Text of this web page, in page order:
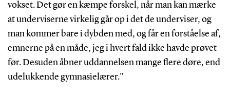
vokset. Det gør en kæmpe forskel, når man kan mærke
at underviserne virkelig går op i det de underviser, og
man kommer bare i dybden med, og får en forståelse af,
emnerne på en måde, jeg i hvert fald ikke havde prøvet
før. Desuden åbner uddannelsen mange flere døre, end
udelukkende gymnasielærer."